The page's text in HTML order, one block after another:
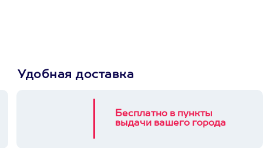
Удобная доставка
Бесплатно в пункты
выдачи вашего города